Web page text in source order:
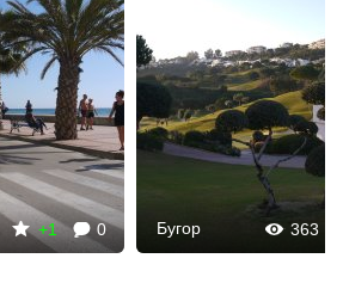
+1 0 363
Бугор